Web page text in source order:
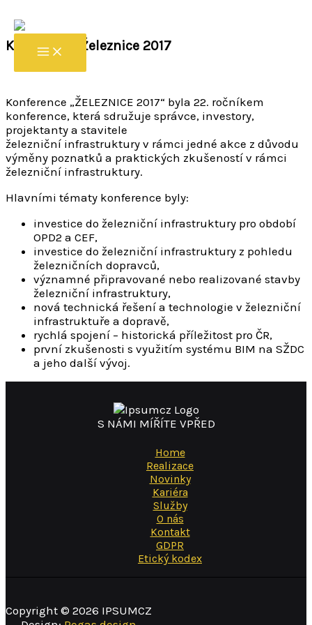
Nezařazené
Konference Železnice 2017
Konference „ŽELEZNICE 2017“ byla 22. ročníkem
konference, která sdružuje správce, investory,
projektanty a stavitele
železniční infrastruktury v rámci jedné akce z důvodu
výměny poznatků a praktických zkušeností v rámci
železniční infrastruktury.
Hlavními tématy konference byly:
investice do železniční infrastruktury pro období
OPD2 a CEF,
investice do železniční infrastruktury z pohledu
železničních dopravců,
významné připravované nebo realizované stavby
železniční infrastruktury,
nová technická řešení a technologie v železniční
infrastruktuře a dopravě,
rychlá spojení – historická příležitost pro ČR,
první zkušenosti s využitím systému BIM na SŽDC
a jeho další vývoj.
S NÁMI MÍŘÍTE VPŘED
Home
Realizace
Novinky
Kariéra
Služby
O nás
Kontakt
GDPR
Etický kodex
Copyright © 2026 IPSUMCZ